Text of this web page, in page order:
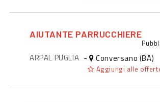
AIUTANTE PARRUCCHIERE
ARPAL PUGLIA - Conversano (BA)
Aggiungi alle